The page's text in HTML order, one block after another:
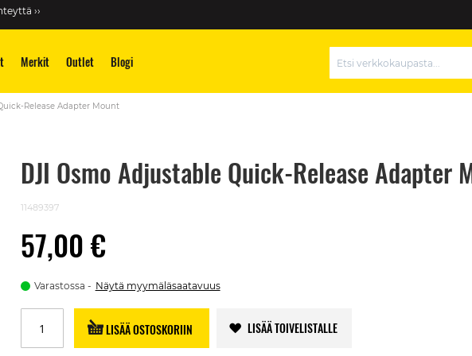
››
Merkit Outlet Blogi
Release Adapter Mount
DJI Osmo Adjustable Quick-Release Adapter
11489397
57,00 €
Varastossa Näytä myymäläsaatavuus
LISÄÄ OSTOSKORIIN LISÄÄ TOIVELISTALLE